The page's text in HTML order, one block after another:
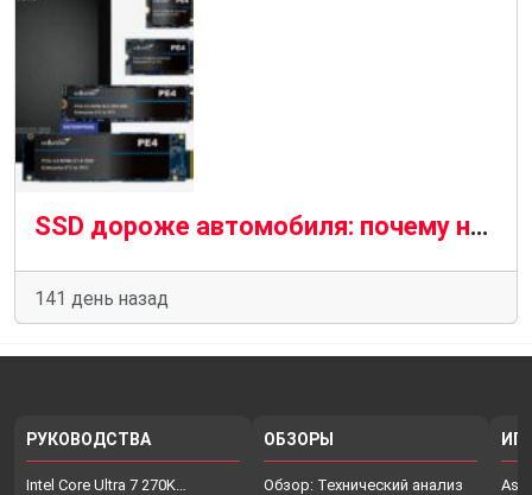
SSD дороже автомобиля: почему накопители становятся роскошью в 2026 году
141 день назад
РУКОВОДСТВА
Intel Core Ultra 7 270K…
ОБЗОРЫ
Обзор: Технический анализ